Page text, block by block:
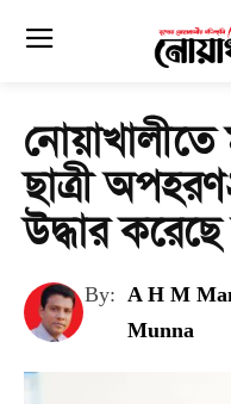
নোয়াখালীতে
ছাত্রী
উদ্ধার করেছে
By: A H M
Munna